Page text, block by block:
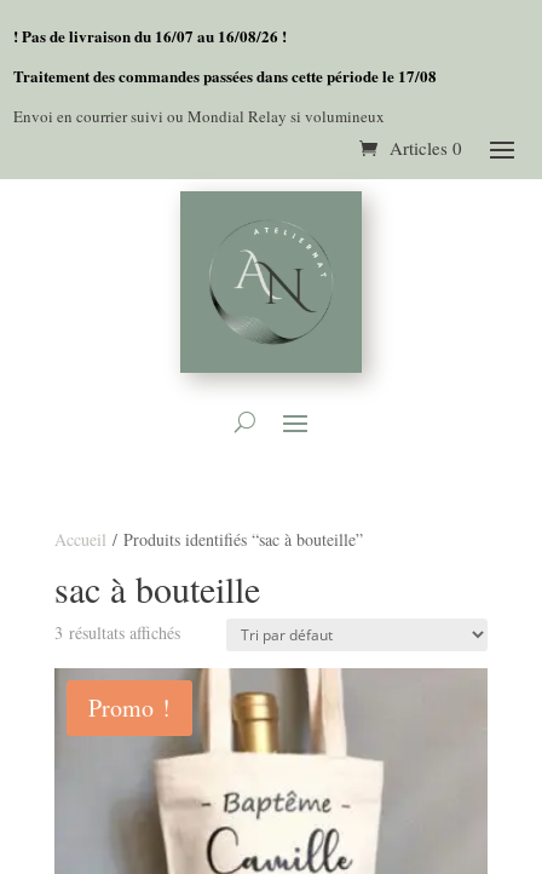
! Pas de livraison du 16/07 au 16/08/26 !
Traitement des commandes passées dans cette période le 17/08
Envoi en courrier suivi ou Mondial Relay si volumineux
Articles 0
Accueil / Produits identifiés “sac à bouteille”
sac à bouteille
3 résultats affichés
Promo !